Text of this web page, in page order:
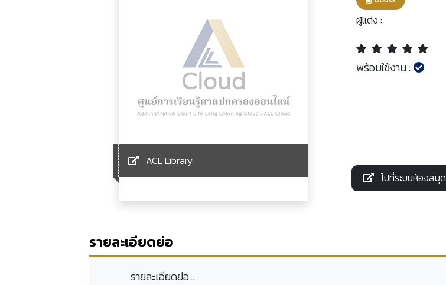
ACL Library
ผู้แต่ง :
พร้อมใช้งาน :
ไปที่ระบบห้องสมุด
รายละเอียดย่อ
รายละเอียดย่อ...